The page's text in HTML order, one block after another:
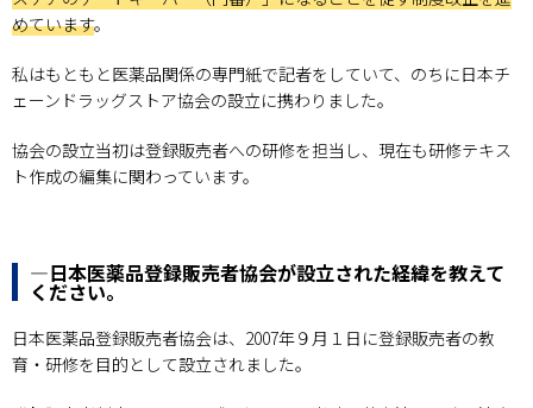
めています。
私はもともと医薬品関係の専門紙で記者をしていて、のちに日本チ
ェーンドラッグストア協会の設立に携わりました。
協会の設立当初は登録販売者への研修を担当し、現在も研修テキス
ト作成の編集に関わっています。
―日本医薬品登録販売者協会が設立された経緯を教えて
ください。
日本医薬品登録販売者協会は、2007年９月１日に登録販売者の教
育・研修を目的として設立されました。